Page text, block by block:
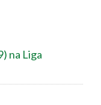
na Liga